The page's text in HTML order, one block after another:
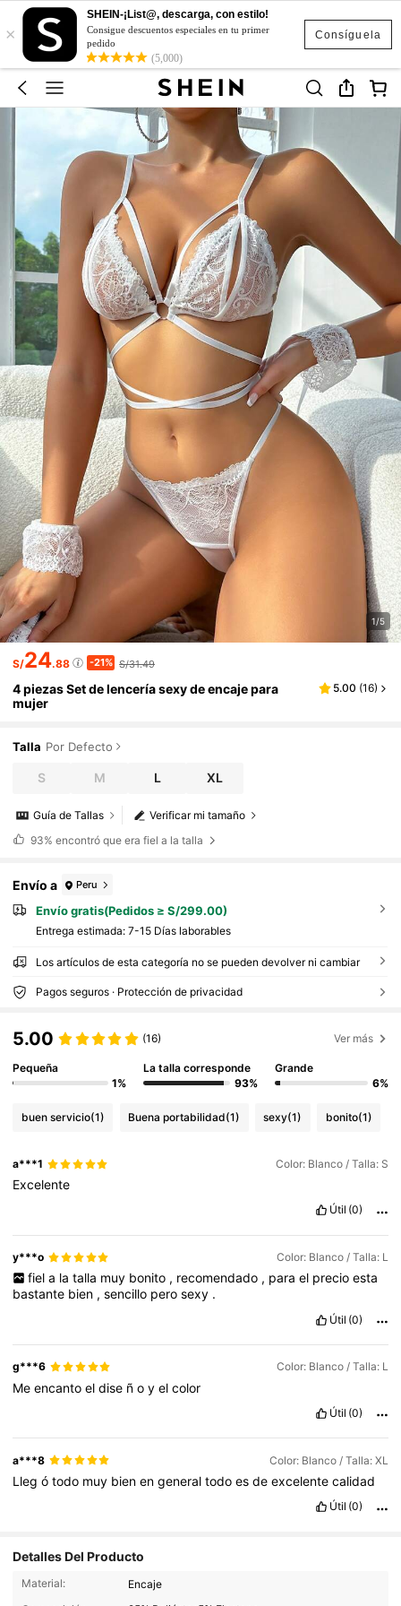
Consíguela
×
SHEIN-¡List@, descarga, con estilo!
Consigue descuentos especiales en tu primer
pedido
(5,000)
1/5
S/24.88 -21% S/31.49
4 piezas Set de lencería sexy de encaje para
mujer
5.00 (16)
Talla Por Defecto
S M L XL
Verificar mi tamaño
Guía de Tallas
93% encontró que era fiel a la talla
Envío a Peru
Envío gratis(Pedidos ≥ S/299.00)
Entrega estimada: 7-15 Días laborables
Los artículos de esta categoría no se pueden devolver ni cambiar
Pagos seguros · Protección de privacidad
5.00 (16) Ver más
Pequeña
1%
La talla corresponde
93%
Grande
6%
buen servicio(1) Buena portabilidad(1) sexy(1) bonito(1)
a***1 Color: Blanco / Talla: S
Excelente
Útil (0)
y***o Color: Blanco / Talla: L
fiel a la talla muy bonito , recomendado , para el precio esta
bastante bien ,sencillo perosexy .
Útil (0)
g***6 Color: Blanco / Talla: L
Meencantoeldise ñoyelcolor
Útil (0)
a***8 Color: Blanco / Talla: XL
Llegótodo muy bienengeneraltodoesdeexcelentecalidad
Útil (0)
Detalles Del Producto
Material:
Encaje
8.3K Seguidores